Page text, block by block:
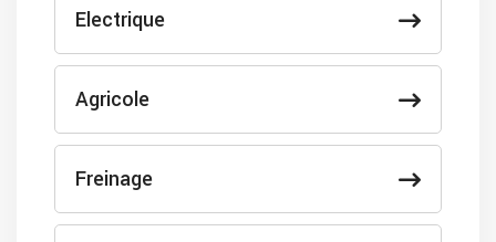
Electrique
Agricole
Freinage